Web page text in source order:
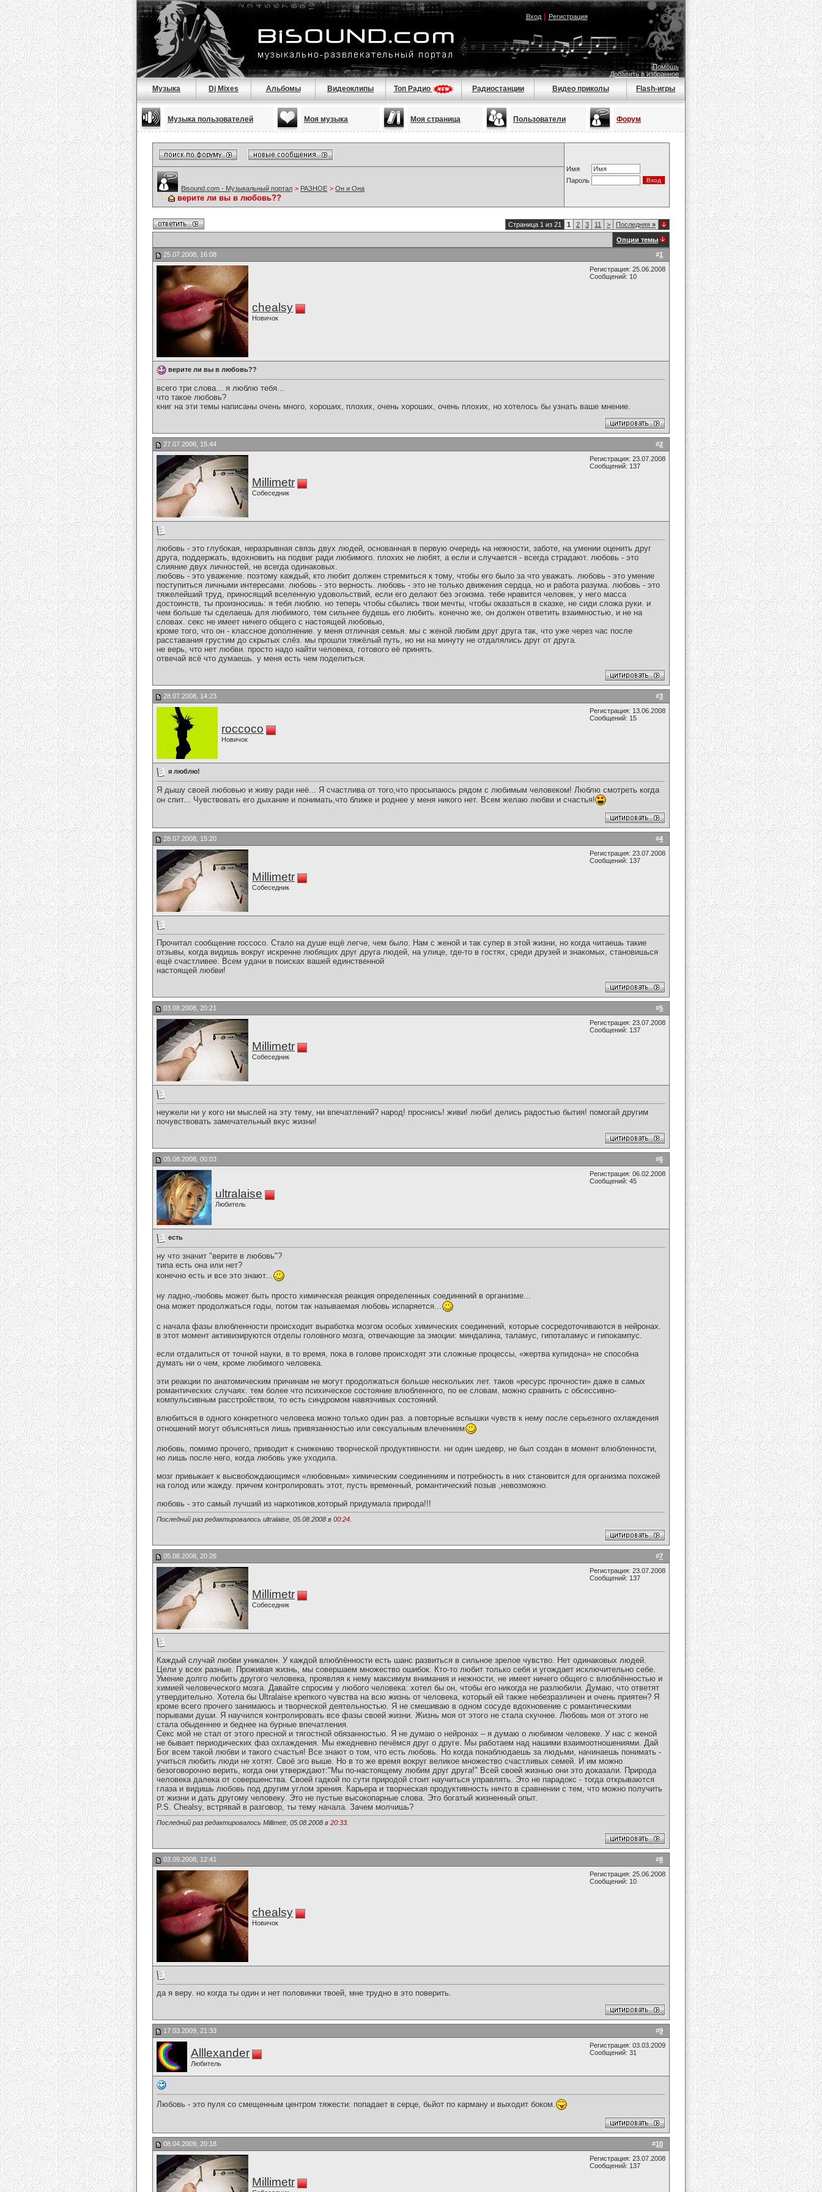
Вход| Регистрация
Помощь
Добавить в избранное
Музыка Dj Mixes Альбомы Видеоклипы Топ Радио Радиостанции Видео приколы Flash-игры
Музыка пользователей Моя музыка Моя страница Пользователи Форум
Имя
Пароль
Bisound.com - Музыкальный портал > РАЗНОЕ > Он и Она
верите ли вы в любовь??
Страница 1 из 21 1 2 3 11 > Последняя »
Опции темы
#1
25.07.2008, 16:08
chealsy
Новичок
Регистрация: 25.06.2008
Сообщений: 10
верите ли вы в любовь??
всего три слова... я люблю тебя...
что такое любовь?
книг на эти темы написаны очень много, хороших, плохих, очень хороших, очень плохих, но хотелось бы узнать ваше мнение.
#2
27.07.2008, 15:44
Millimetr
Собеседник
Регистрация: 23.07.2008
Сообщений: 137
любовь - это глубокая, неразрывная связь двух людей, основанная в первую очередь на нежности, заботе, на умении оценить друг
друга, поддержать, вдохновить на подвиг ради любимого. плохих не любят, а если и случается - всегда страдают. любовь - это
слияние двух личностей, не всегда одинаковых.
любовь - это уважение. поэтому каждый, кто любит должен стремиться к тому, чтобы его было за что уважать. любовь - это умение
поступиться личными интересами. любовь - это верность. любовь - это не только движения сердца, но и работа разума. любовь - это
тяжелейший труд, приносящий вселенную удовольствий, если его делают без эгоизма. тебе нравится человек, у него масса
достоинств, ты произносишь: я тебя люблю. но теперь чтобы сбылись твои мечты, чтобы оказаться в сказке, не сиди сложа руки. и
чем больше ты сделаешь для любимого, тем сильнее будешь его любить. конечно же, он должен ответить взаимностью, и не на
словах. секс не имеет ничего общего с настоящей любовью,
кроме того, что он - классное дополнение. у меня отличная семья. мы с женой любим друг друга так, что уже через час после
расставания грустим до скрытых слёз. мы прошли тяжёлый путь, но ни на минуту не отдалялись друг от друга.
не верь, что нет любви. просто надо найти человека, готового её принять.
отвечай всё что думаешь. у меня есть чем поделиться.
#3
28.07.2008, 14:23
roccoco
Новичок
Регистрация: 13.06.2008
Сообщений: 15
я люблю!
Я дышу своей любовью и живу ради неё... Я счастлива от того,что просыпаюсь рядом с любимым человеком! Люблю смотреть когда
он спит... Чувствовать его дыхание и понимать,что ближе и роднее у меня никого нет. Всем желаю любви и счастья!
#4
28.07.2008, 15:20
Millimetr
Собеседник
Регистрация: 23.07.2008
Сообщений: 137
Прочитал сообщение roccoco. Стало на душе ещё легче, чем было. Нам с женой и так супер в этой жизни, но когда читаешь такие
отзывы, когда видишь вокруг искренне любящих друг друга людей, на улице, где-то в гостях, среди друзей и знакомых, становишься
ещё счастливее. Всем удачи в поисках вашей единственной
настоящей любви!
#5
03.08.2008, 20:21
Millimetr
Собеседник
Регистрация: 23.07.2008
Сообщений: 137
неужели ни у кого ни мыслей на эту тему, ни впечатлений? народ! проснись! живи! люби! делись радостью бытия! помогай другим
почувствовать замечательный вкус жизни!
#6
05.08.2008, 00:03
ultralaise
Любитель
Регистрация: 06.02.2008
Сообщений: 45
есть
ну что значит "верите в любовь"?
типа есть она или нет?
конечно есть и все это знают...
ну ладно,-любовь может быть просто химическая реакция определенных соединений в организме...
она может продолжаться годы, потом так называемая любовь испаряется...
с начала фазы влюбленности происходит выработка мозгом особых химических соединений, которые сосредоточиваются в нейронах.
в этот момент активизируются отделы головного мозга, отвечающие за эмоции: миндалина, таламус, гипоталамус и гипокампус.
если отдалиться от точной науки, в то время, пока в голове происходят эти сложные процессы, «жертва купидона» не способна
думать ни о чем, кроме любимого человека.
эти реакции по анатомическим причинам не могут продолжаться больше нескольких лет. таков «ресурс прочности» даже в самых
романтических случаях. тем более что психическое состояние влюбленного, по ее словам, можно сравнить с обсессивно-
компульсивным расстройством, то есть синдромом навязчивых состояний.
влюбиться в одного конкретного человека можно только один раз. а повторные вспышки чувств к нему после серьезного охлаждения
отношений могут объясняться лишь привязанностью или сексуальным влечением
любовь, помимо прочего, приводит к снижению творческой продуктивности. ни один шедевр, не был создан в момент влюбленности,
но лишь после него, когда любовь уже уходила.
мозг привыкает к высвобождающимся «любовным» химическим соединениям и потребность в них становится для организма похожей
на голод или жажду. причем контролировать этот, пусть временный, романтический позыв ,невозможно.
любовь - это самый лучший из наркотиков,который придумала природа!!!
Последний раз редактировалось ultralaise, 05.08.2008 в 00:24
#7
05.08.2008, 20:26
Millimetr
Собеседник
Регистрация: 23.07.2008
Сообщений: 137
Каждый случай любви уникален. У каждой влюблённости есть шанс развиться в сильное зрелое чувство. Нет одинаковых людей.
Цели у всех разные. Проживая жизнь, мы совершаем множество ошибок. Кто-то любит только себя и угождает исключительно себе.
Умение долго любить другого человека, проявляя к нему максимум внимания и нежности, не имеет ничего общего с влюблённостью и
химией человеческого мозга. Давайте спросим у любого человека: хотел бы он, чтобы его никогда не разлюбили. Думаю, что ответят
утвердительно. Хотела бы Ultralaise крепкого чувства на всю жизнь от человека, который ей также небезразличен и очень приятен? Я
кроме всего прочего занимаюсь и творческой деятельностью. Я не смешиваю в одном сосуде вдохновение с романтическими
порывами души. Я научился контролировать все фазы своей жизни. Жизнь моя от этого не стала скучнее. Любовь моя от этого не
стала обыденнее и беднее на бурные впечатления.
Секс мой не стал от этого пресной и тягостной обязанностью. Я не думаю о нейронах – я думаю о любимом человеке. У нас с женой
не бывает периодических фаз охлаждения. Мы ежедневно печёмся друг о друге. Мы работаем над нашими взаимоотношениями. Дай
Бог всем такой любви и такого счастья! Все знают о том, что есть любовь. Но когда понаблюдаешь за людьми, начинаешь понимать -
учиться любить люди не хотят. Своё эго выше. Но в то же время вокруг великое множество счастливых семей. И им можно
безоговорочно верить, когда они утверждают:"Мы по-настоящему любим друг друга!" Всей своей жизнью они это доказали. Природа
человека далека от совершенства. Своей гадкой по сути природой стоит научиться управлять. Это не парадокс - тогда открываются
глаза и видишь любовь под другим углом зрения. Карьера и творческая продуктивность ничто в сравнении с тем, что можно получить
от жизни и дать другому человеку. Это не пустые высокопарные слова. Это богатый жизненный опыт.
P.S. Chealsy, встрявай в разговор, ты тему начала. Зачем молчишь?
Последний раз редактировалось Millimetr, 05.08.2008 в 20:33
#8
03.09.2008, 12:41
chealsy
Новичок
Регистрация: 25.06.2008
Сообщений: 10
да я веру. но когда ты один и нет половинки твоей, мне трудно в это поверить.
#9
17.03.2009, 21:33
Alllexander
Любитель
Регистрация: 03.03.2009
Сообщений: 31
Любовь - это пуля со смещенным центром тяжести: попадает в серце, бьйот по карману и выходит боком.
#10
08.04.2009, 20:18
Millimetr
Регистрация: 23.07.2008
Сообщений: 137